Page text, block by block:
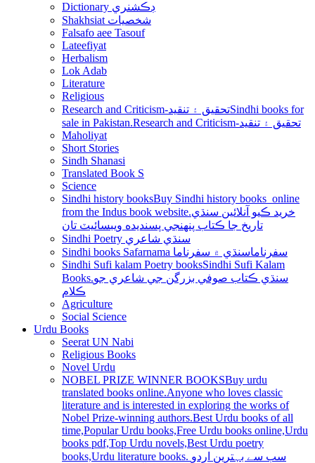
Dictionary ڊڪشنري
Shakhsiat شخصيات
Falsafo aee Tasouf
Lateefiyat
Herbalism
Lok Adab
Literature
Religious
Research and Criticism-تحقيق ۽ تنقيدSindhi books for
sale in Pakistan.Research and Criticism-تحقيق ۽ تنقيد
Maholiyat
Short Stories
Sindh Shanasi
Translated Book S
Science
Sindhi history booksBuy Sindhi history books online
from the Indus book website.خريد ڪيو آنلائين سنڌي
تاريخ جا ڪتاب پنھنجي پسنديده ويبسائيٽ تان
Sindhi Poetry سنڌي شاعري
Sindhi books Safarnama سفرناماسنڌي ۾ سفرناما
Sindhi Sufi kalam Poetry booksSindhi Sufi Kalam
Books.سنڌي ڪتاب صوفي بزرگن جي شاعري جو
ڪلام
Agriculture
Social Science
Urdu Books
Seerat UN Nabi
Religious Books
Novel Urdu
NOBEL PRIZE WINNER BOOKSBuy urdu
translated books online.Anyone who loves classic
literature and is interested in exploring the works of
Nobel Prize-winning authors.Best Urdu books of all
time,Popular Urdu books,Free Urdu books online,Urdu
books pdf,Top Urdu novels,Best Urdu poetry
books,Urdu literature books. سب سے بہترین اردو